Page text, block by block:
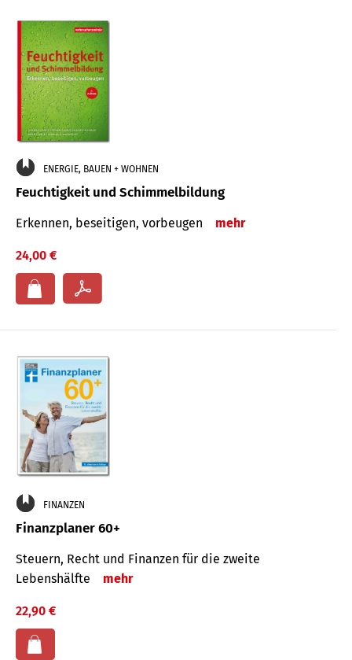
ENERGIE, BAUEN + WOHNEN
Feuchtigkeit und Schimmelbildung
Erkennen, beseitigen, vorbeugen mehr
24,00 €
FINANZEN
Finanzplaner 60+
Steuern, Recht und Finanzen für die zweite
Lebenshälfte
mehr
22,90 €